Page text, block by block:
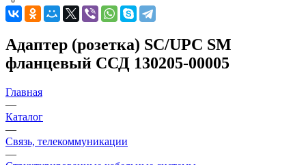
Адаптер (розетка) SC/UPC SM
фланцевый ССД 130205-00005
Главная
—
Каталог
—
Связь, телекоммуникации
—